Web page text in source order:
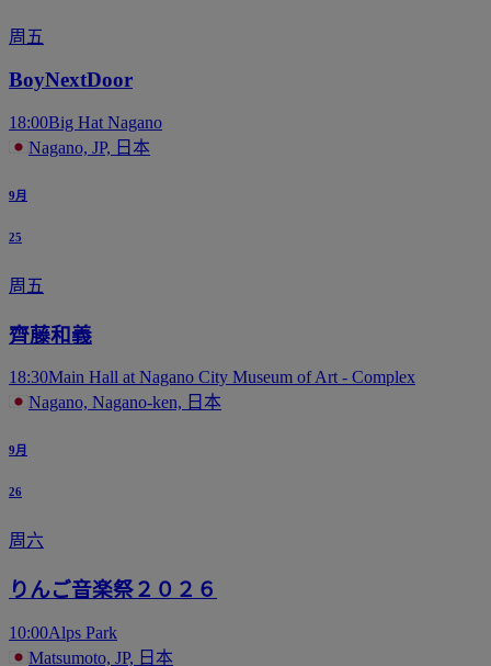
周五
BoyNextDoor
18:00Big Hat Nagano
Nagano, JP, 日本
9月
25
周五
齊藤和義
18:30Main Hall at Nagano City Museum of Art - Complex
Nagano, Nagano-ken, 日本
9月
26
周六
りんご音楽祭２０２６
10:00Alps Park
Matsumoto, JP, 日本